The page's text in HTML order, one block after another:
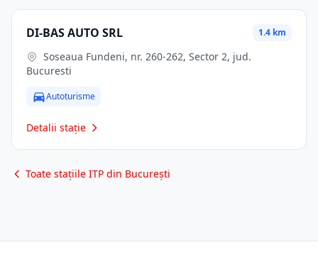
DI-BAS AUTO SRL 1.4 km
Bucuresti
Autoturisme
Detalii stație
Toate stațiile ITP din București